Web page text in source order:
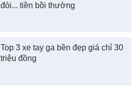
đòi... tiền bồi thường
Top 3 xe tay ga bền đẹp giá chỉ 30
triệu đồng